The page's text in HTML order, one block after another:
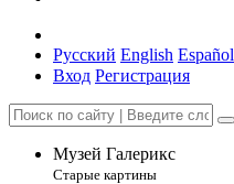
Русский English Español
Вход Регистрация
Музей Галерикс
Старые картины